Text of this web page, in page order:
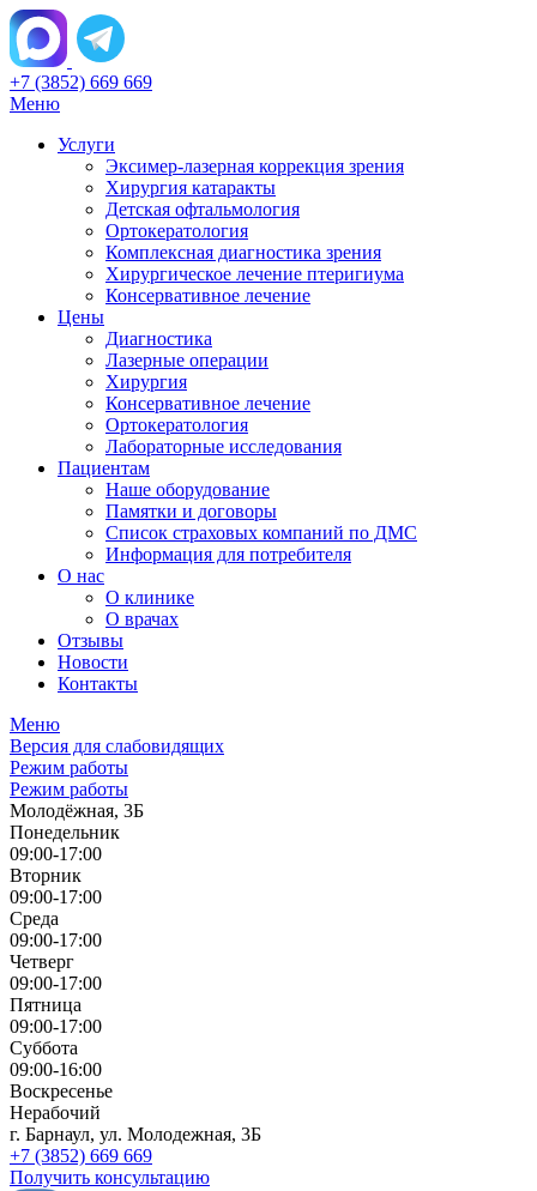
+7 (3852) 669 669
Меню
Услуги
Эксимер-лазерная коррекция зрения
Хирургия катаракты
Детская офтальмология
Ортокератология
Комплексная диагностика зрения
Хирургическое лечение птеригиума
Консервативное лечение
Цены
Диагностика
Лазерные операции
Хирургия
Консервативное лечение
Ортокератология
Лабораторные исследования
Пациентам
Наше оборудование
Памятки и договоры
Список страховых компаний по ДМС
Информация для потребителя
О нас
О клинике
О врачах
Отзывы
Новости
Контакты
Меню
Версия для слабовидящих
Режим работы
Режим работы
Молодёжная, 3Б
Понедельник
09:00-17:00
Вторник
09:00-17:00
Среда
09:00-17:00
Четверг
09:00-17:00
Пятница
09:00-17:00
Суббота
09:00-16:00
Воскресенье
Нерабочий
г. Барнаул, ул. Молодежная, 3Б
+7 (3852) 669 669
Получить консультацию